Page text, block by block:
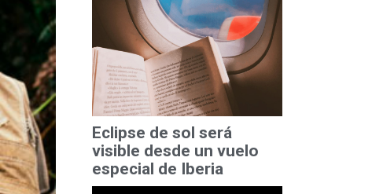
Eclipse de sol será
visible desde un vuelo
especial de Iberia